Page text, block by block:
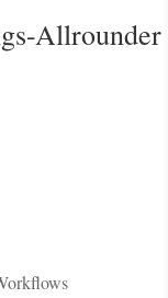
Allrounder